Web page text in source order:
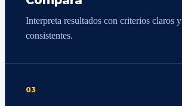
Interpreta resultados con criterios claros y
consistentes.
03